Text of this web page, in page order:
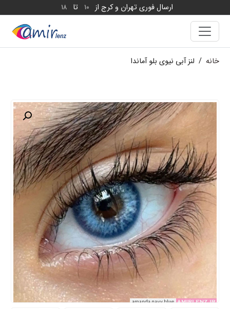
ارسال فوری تهران و کرج از 10 تا 18
خانه / لنز آبی نیوی بلو آماندا